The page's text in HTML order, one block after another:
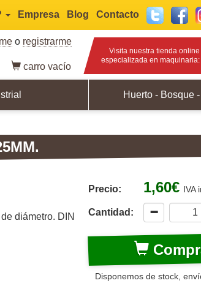
Empresa Blog Contacto Twitter
o registrarme
carro vacío
Visita nuestra tienda online
especializada en maquinaria:
Huerto - Bosque
Precio: 1,60€ IVA
Cantidad:
Disponemos de stock,
diámetro. DIN